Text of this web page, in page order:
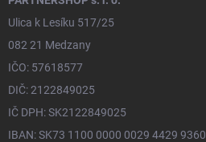
Ulica k Lesíku 517/25
082 21 Medzany
IČO: 57618577
DIČ: 2122849025
IČ DPH: SK2122849025
IBAN: SK73 1100 0000 0029 4429 9360